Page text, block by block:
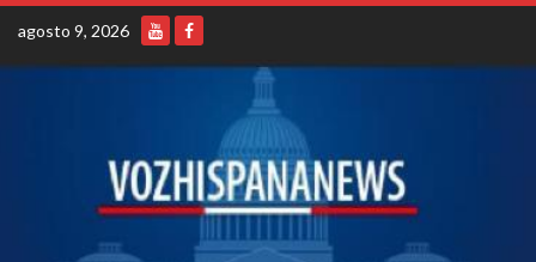
Skip
content
agosto 9, 2026